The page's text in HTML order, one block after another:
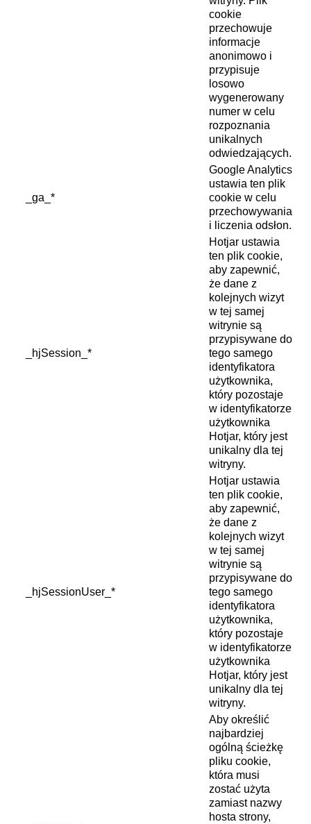
cookie
przechowuje
informacje
anonimowo i
przypisuje
losowo
wygenerowany
numer w celu
rozpoznania
unikalnych
odwiedzających.
_ga_*
Google Analytics
ustawia ten plik
cookie w celu
przechowywania
i liczenia odsłon.
_hjSession_*
Hotjar ustawia
ten plik cookie,
aby zapewnić,
że dane z
kolejnych wizyt
w tej samej
witrynie są
przypisywane do
tego samego
identyfikatora
użytkownika,
który pozostaje
w identyfikatorze
użytkownika
Hotjar, który jest
unikalny dla tej
witryny.
_hjSessionUser_*
Hotjar ustawia
ten plik cookie,
aby zapewnić,
że dane z
kolejnych wizyt
w tej samej
witrynie są
przypisywane do
tego samego
identyfikatora
użytkownika,
który pozostaje
w identyfikatorze
użytkownika
Hotjar, który jest
unikalny dla tej
witryny.
Aby określić
najbardziej
ogólną ścieżkę
pliku cookie,
która musi
zostać użyta
zamiast nazwy
hosta strony,